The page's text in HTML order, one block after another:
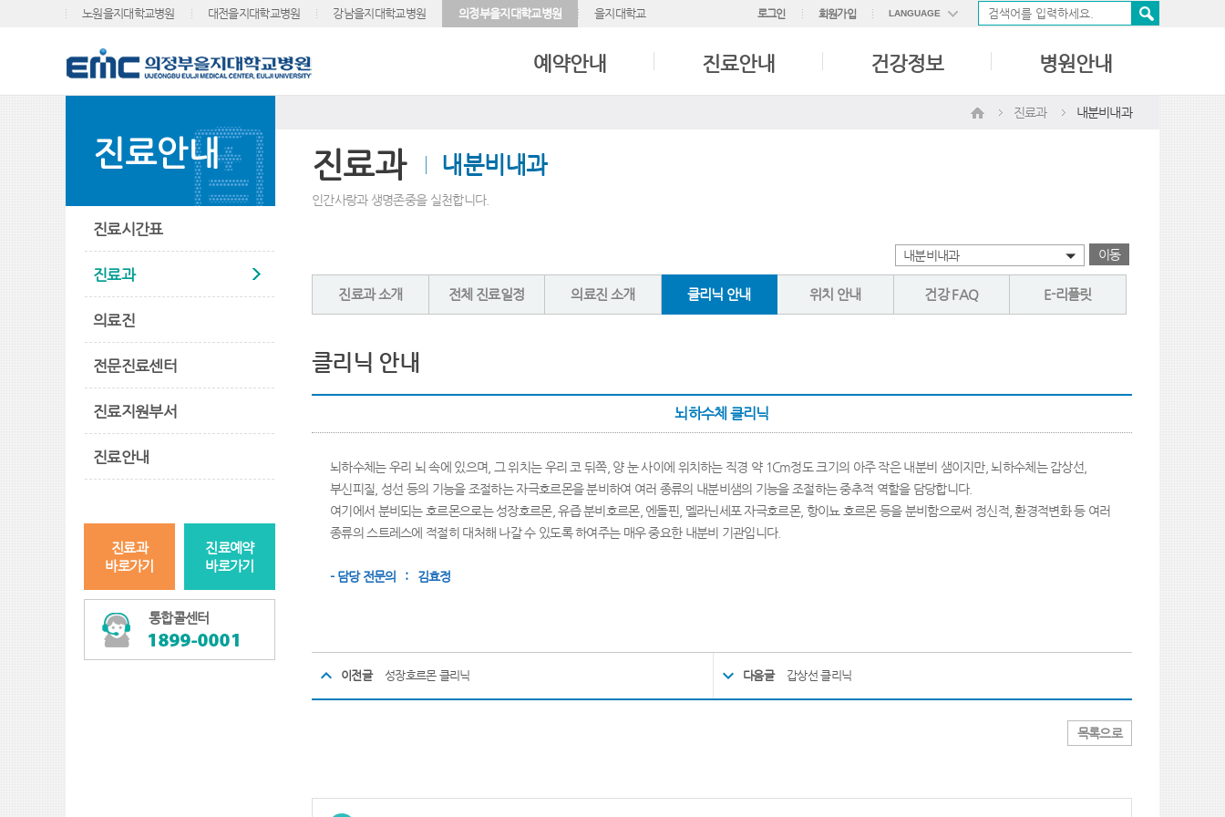
노원을지대학교병원 대전을지대학교병원 강남을지대학교병원 의정부을지대학교병원 을지대학교 로그인 회원가입 LANGUAGE
中國語
예약안내 진료안내 건강정보 병원안내
진료안내
진료시간표
진료과
의료진
전문진료센터
진료지원부서
진료안내
진료과
바로가기
진료예약
바로가기
통합콜센터
진료과 내분비내과
진료과 내분비내과
인간사랑과 생명존중을 실천합니다.
내분비내과 이동
진료과 소개 전체 진료일정 의료진 소개 클리닉 안내 위치 안내 건강 FAQ E-리플릿
클리닉 안내
뇌하수체 클리닉
뇌하수체는 우리 뇌 속에 있으며, 그 위치는 우리 코 뒤쪽, 양 눈 사이에 위치하는 직경 약 1Cm정도 크기의 아주 작은 내분비 샘이지만, 뇌하수체는 갑상선,
부신피질, 성선 등의 기능을 조절하는 자극호르몬을 분비하여 여러 종류의 내분비샘의 기능을 조절하는 중추적 역할을 담당합니다.
여기에서 분비되는 호르몬으로는 성장호르몬, 유즙 분비호르몬, 엔돌핀, 멜라닌세포 자극호르몬, 항이뇨 호르몬 등을 분비함으로써 정신적, 환경적변화 등 여러
종류의 스트레스에 적절히 대처해 나갈 수 있도록 하여주는 매우 중요한 내분비 기관입니다.
- 담당 전문의 : 김효정
이전글 성장호르몬 클리닉 다음글 갑상선 클리닉
목록으로